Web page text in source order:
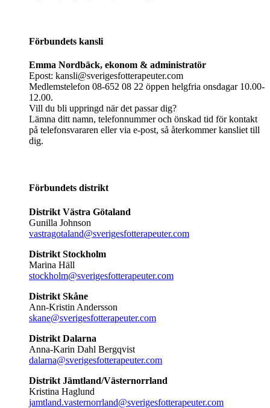
Förbundets kansli
Emma Nordbäck, ekonom & administratör
Epost: kansli@sverigesfotterapeuter.com
Medlemstelefon 08-652 08 22 öppen helgfria onsdagar 10.00-
12.00.
Vill du bli uppringd när det passar dig?
Lämna ditt namn, telefonnummer och önskad tid för kontakt
på telefonsvararen eller via e-post, så återkommer kansliet till
dig.
Förbundets distrikt
Distrikt Västra Götaland
Gunilla Johnson
vastragotaland@sverigesfotterapeuter.com
Distrikt Stockholm
Marina Häll
stockholm@sverigesfotterapeuter.com
Distrikt Skåne
Ann-Kristin Andersson
skane@sverigesfotterapeuter.com
Distrikt Dalarna
Anna-Karin Dahl Bergqvist
dalarna@sverigesfotterapeuter.com
Distrikt Jämtland/Västernorrland
Kristina Haglund
jamtland.vasternorrland@sverigesfotterapeuter.com